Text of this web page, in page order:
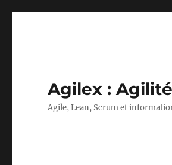
Agilex :
Agile, Lean, Scrum et